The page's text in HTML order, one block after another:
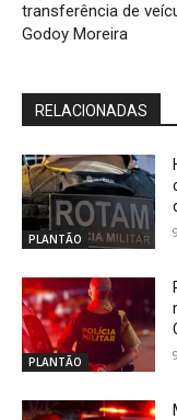
transferência de
Godoy Moreira
RELACIONADAS
PLANTÃO
PLANTÃO